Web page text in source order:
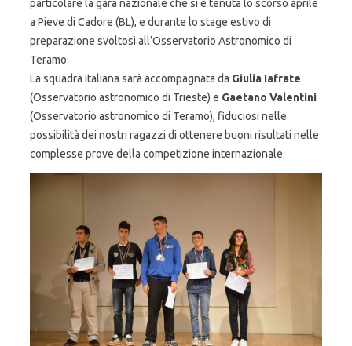
particolare la gara nazionale che si è tenuta lo scorso aprile
a Pieve di Cadore (BL), e durante lo stage estivo di
preparazione svoltosi all’Osservatorio Astronomico di
Teramo.
La squadra italiana sarà accompagnata da Giulia Iafrate
(Osservatorio astronomico di Trieste) e Gaetano Valentini
(Osservatorio astronomico di Teramo), fiduciosi nelle
possibilità dei nostri ragazzi di ottenere buoni risultati nelle
complesse prove della competizione internazionale.